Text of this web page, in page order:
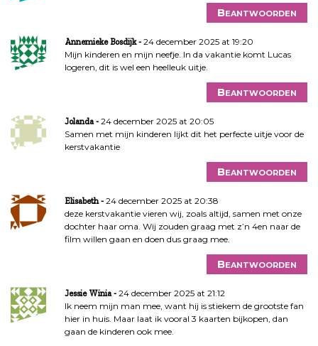
Beantwoorden
Annemieke Bosdijk
24 december 2025 at 19:20
Mijn kinderen en mijn neefje. In da vakantie komt Lucas
logeren, dit is wel een heelleuk uitje.
Beantwoorden
Jolanda
24 december 2025 at 20:05
Samen met mijn kinderen lijkt dit het perfecte uitje voor de
kerstvakantie
Beantwoorden
Elisabeth
24 december 2025 at 20:38
deze kerstvakantie vieren wij, zoals altijd, samen met onze
dochter haar oma. Wij zouden graag met z’n 4en naar de
film willen gaan en doen dus graag mee.
Beantwoorden
Jessie Winia
24 december 2025 at 21:12
Ik neem mijn man mee, want hij is stiekem de grootste fan
hier in huis. Maar laat ik vooral 3 kaarten bijkopen, dan
gaan de kinderen ook mee.